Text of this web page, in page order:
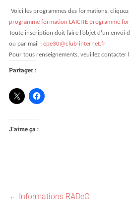
Voici les programmes des formations,
programme formation LAICITE programme
Toute inscription doit faire l’objet d’un envoi
ou par mail : epe30@club-internet.fr
Pour tous renseignements, veuillez contacter
Partager :
J’aime ça :
← Informations RADeO